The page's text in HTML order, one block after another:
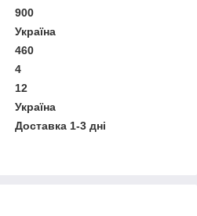
900
Україна
460
4
12
Україна
Доставка 1-3 дні